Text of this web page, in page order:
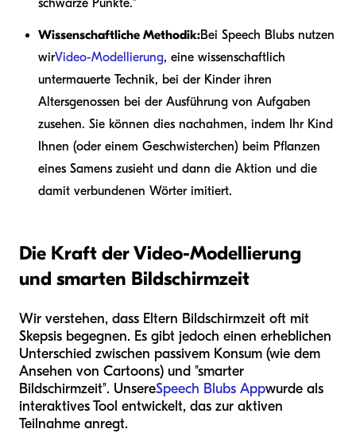
schwarze Punkte."
Wissenschaftliche Methodik:Bei Speech Blubs nutzen
wirVideo-Modellierung, eine wissenschaftlich
untermauerte Technik, bei der Kinder ihren
Altersgenossen bei der Ausführung von Aufgaben
zusehen. Sie können dies nachahmen, indem Ihr Kind
Ihnen (oder einem Geschwisterchen) beim Pflanzen
eines Samens zusieht und dann die Aktion und die
damit verbundenen Wörter imitiert.
Die Kraft der Video-Modellierung
und smarten Bildschirmzeit
Wir verstehen, dass Eltern Bildschirmzeit oft mit
Skepsis begegnen. Es gibt jedoch einen erheblichen
Unterschied zwischen passivem Konsum (wie dem
Ansehen von Cartoons) und "smarter
Bildschirmzeit". UnsereSpeech Blubs Appwurde als
interaktives Tool entwickelt, das zur aktiven
Teilnahme anregt.